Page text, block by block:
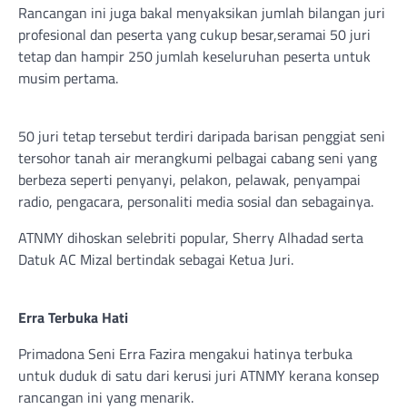
Rancangan ini juga bakal menyaksikan jumlah bilangan juri
profesional dan peserta yang cukup besar,seramai 50 juri
tetap dan hampir 250 jumlah keseluruhan peserta untuk
musim pertama.
50 juri tetap tersebut terdiri daripada barisan penggiat seni
tersohor tanah air merangkumi pelbagai cabang seni yang
berbeza seperti penyanyi, pelakon, pelawak, penyampai
radio, pengacara, personaliti media sosial dan sebagainya.
ATNMY dihoskan selebriti popular, Sherry Alhadad serta
Datuk AC Mizal bertindak sebagai Ketua Juri.
Erra Terbuka Hati
Primadona Seni Erra Fazira mengakui hatinya terbuka
untuk duduk di satu dari kerusi juri ATNMY kerana konsep
rancangan ini yang menarik.